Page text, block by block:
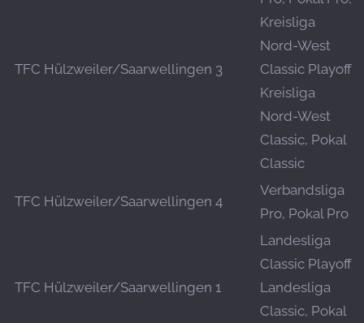
TFC Hülzweiler/Saarwellingen 3
Kreisliga
Nord-West
Classic Playoff,
Kreisliga
Nord-West
Classic, Pokal
Classic
TFC Hülzweiler/Saarwellingen 4
Verbandsliga
Pro, Pokal Pro
TFC Hülzweiler/Saarwellingen 1
Landesliga
Classic Playoff,
Landesliga
Classic, Pokal